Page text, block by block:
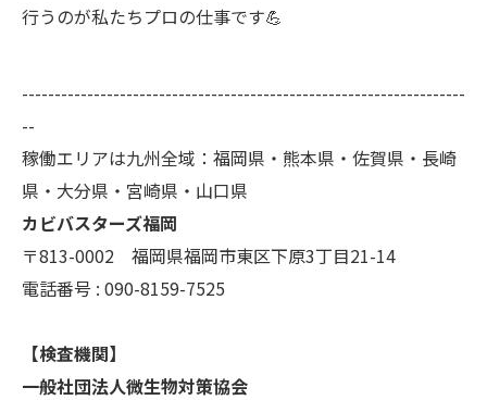
行うのが私たちプロの仕事です💪
--------------------------------------------------------------------
--
稼働エリアは九州全域：福岡県・熊本県・佐賀県・長崎
県・大分県・宮崎県・山口県
カビバスターズ福岡
〒813-0002 福岡県福岡市東区下原3丁目21-14
電話番号 : 090-8159-7525
【検査機関】
一般社団法人微生物対策協会